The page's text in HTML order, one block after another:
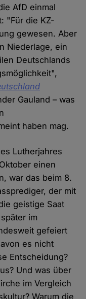
AfD einmal
"Für die KZ-
gewesen. Aber
Niederlage, ein
Deutschlands
Gauland – was
haben mag.
Lutherjahres
einen
war das beim 8.
der mit
geistige Saat
im
gefeiert
es nicht
Entscheidung?
Und was über
im Vergleich
Warum die